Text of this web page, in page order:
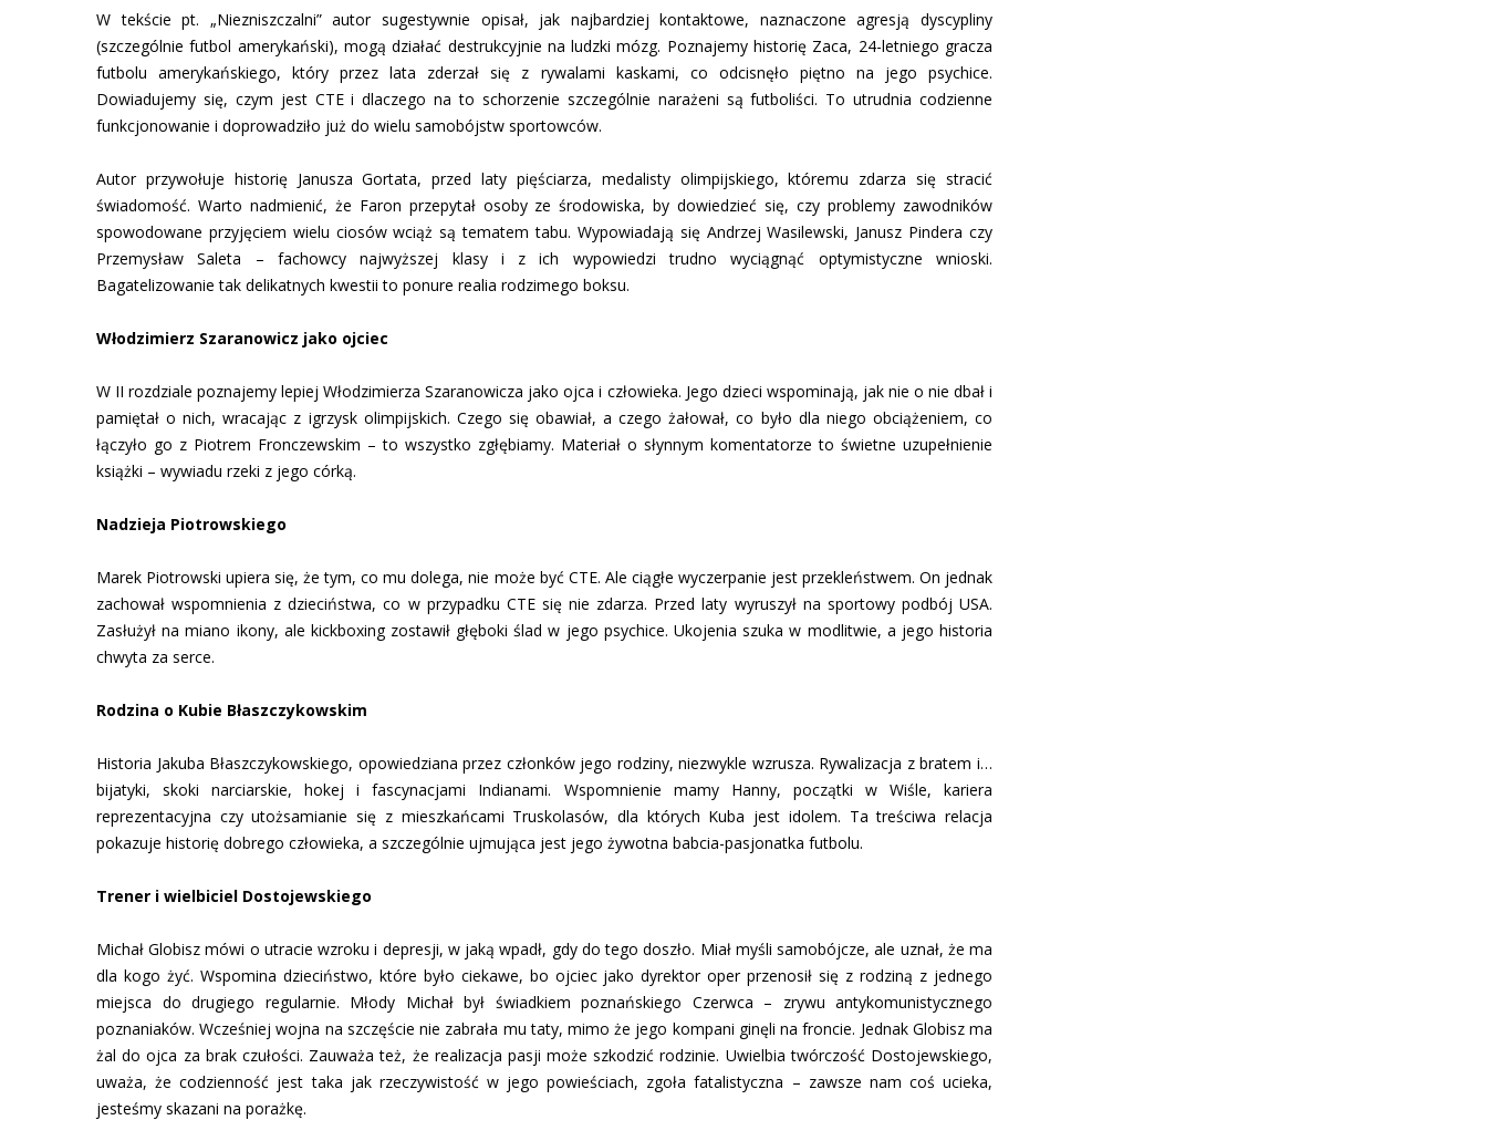
W tekście pt. „Niezniszczalni” autor sugestywnie opisał, jak najbardziej kontaktowe, naznaczone agresją dyscypliny
(szczególnie futbol amerykański), mogą działać destrukcyjnie na ludzki mózg. Poznajemy historię Zaca, 24-letniego gracza
futbolu amerykańskiego, który przez lata zderzał się z rywalami kaskami, co odcisnęło piętno na jego psychice.
Dowiadujemy się, czym jest CTE i dlaczego na to schorzenie szczególnie narażeni są futboliści. To utrudnia codzienne
funkcjonowanie i doprowadziło już do wielu samobójstw sportowców.
Autor przywołuje historię Janusza Gortata, przed laty pięściarza, medalisty olimpijskiego, któremu zdarza się stracić
świadomość. Warto nadmienić, że Faron przepytał osoby ze środowiska, by dowiedzieć się, czy problemy zawodników
spowodowane przyjęciem wielu ciosów wciąż są tematem tabu. Wypowiadają się Andrzej Wasilewski, Janusz Pindera czy
Przemysław Saleta – fachowcy najwyższej klasy i z ich wypowiedzi trudno wyciągnąć optymistyczne wnioski.
Bagatelizowanie tak delikatnych kwestii to ponure realia rodzimego boksu.
Włodzimierz Szaranowicz jako ojciec
W II rozdziale poznajemy lepiej Włodzimierza Szaranowicza jako ojca i człowieka. Jego dzieci wspominają, jak nie o nie dbał i
pamiętał o nich, wracając z igrzysk olimpijskich. Czego się obawiał, a czego żałował, co było dla niego obciążeniem, co
łączyło go z Piotrem Fronczewskim – to wszystko zgłębiamy. Materiał o słynnym komentatorze to świetne uzupełnienie
książki – wywiadu rzeki z jego córką.
Nadzieja Piotrowskiego
Marek Piotrowski upiera się, że tym, co mu dolega, nie może być CTE. Ale ciągłe wyczerpanie jest przekleństwem. On jednak
zachował wspomnienia z dzieciństwa, co w przypadku CTE się nie zdarza. Przed laty wyruszył na sportowy podbój USA.
Zasłużył na miano ikony, ale kickboxing zostawił głęboki ślad w jego psychice. Ukojenia szuka w modlitwie, a jego historia
chwyta za serce.
Rodzina o Kubie Błaszczykowskim
Historia Jakuba Błaszczykowskiego, opowiedziana przez członków jego rodziny, niezwykle wzrusza. Rywalizacja z bratem i…
bijatyki, skoki narciarskie, hokej i fascynacjami Indianami. Wspomnienie mamy Hanny, początki w Wiśle, kariera
reprezentacyjna czy utożsamianie się z mieszkańcami Truskolasów, dla których Kuba jest idolem. Ta treściwa relacja
pokazuje historię dobrego człowieka, a szczególnie ujmująca jest jego żywotna babcia-pasjonatka futbolu.
Trener i wielbiciel Dostojewskiego
Michał Globisz mówi o utracie wzroku i depresji, w jaką wpadł, gdy do tego doszło. Miał myśli samobójcze, ale uznał, że ma
dla kogo żyć. Wspomina dzieciństwo, które było ciekawe, bo ojciec jako dyrektor oper przenosił się z rodziną z jednego
miejsca do drugiego regularnie. Młody Michał był świadkiem poznańskiego Czerwca – zrywu antykomunistycznego
poznaniaków. Wcześniej wojna na szczęście nie zabrała mu taty, mimo że jego kompani ginęli na froncie. Jednak Globisz ma
żal do ojca za brak czułości. Zauważa też, że realizacja pasji może szkodzić rodzinie. Uwielbia twórczość Dostojewskiego,
uważa, że codzienność jest taka jak rzeczywistość w jego powieściach, zgoła fatalistyczna – zawsze nam coś ucieka,
jesteśmy skazani na porażkę.